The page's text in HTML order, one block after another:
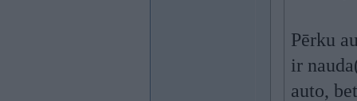
Pērku
ir
auto,